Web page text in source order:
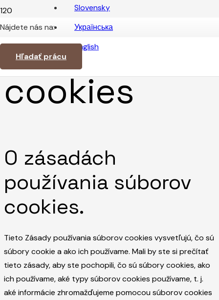
Nájdete nás na:
Slovensky
Українська
English
Hľadať prácu
Zásady
cookies
O zásadách
používania súborov
cookies.
Tieto Zásady používania súborov cookies vysvetľujú, čo sú
súbory cookie a ako ich používame. Mali by ste si prečítať
tieto zásady, aby ste pochopili, čo sú súbory cookies, ako
ich používame, aké typy súborov cookies používame, t. j.
aké informácie zhromažďujeme pomocou súborov cookies